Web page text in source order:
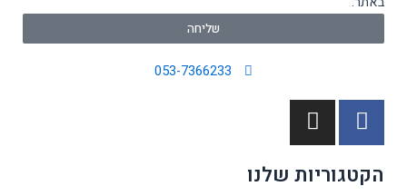
שליחה
053-7366233
F
a
c
e
I
n
s
t
הקטגוריות שלנו